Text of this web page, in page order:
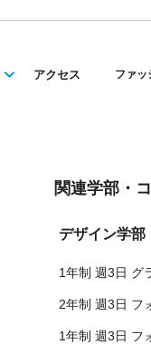
アクセス ファッ
関連学部・
デザイン学部
1年制 週3日 グ
2年制 週3日 フ
1年制 週3日 フ